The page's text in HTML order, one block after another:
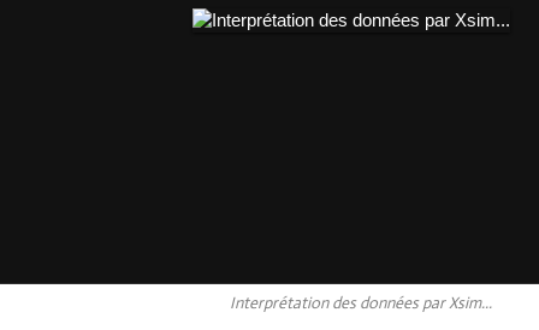
Interprétation des données par Xsim...